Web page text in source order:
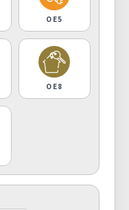
OE5
OE8